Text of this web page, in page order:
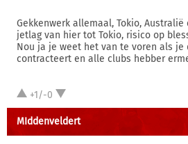
Gekkenwerk allemaal, Tokio,
jetlag van hier tot Tokio, risico op
Nou ja je weet het van te voren als je
contracteert en alle clubs hebber
+1/-0
MIddenveldert